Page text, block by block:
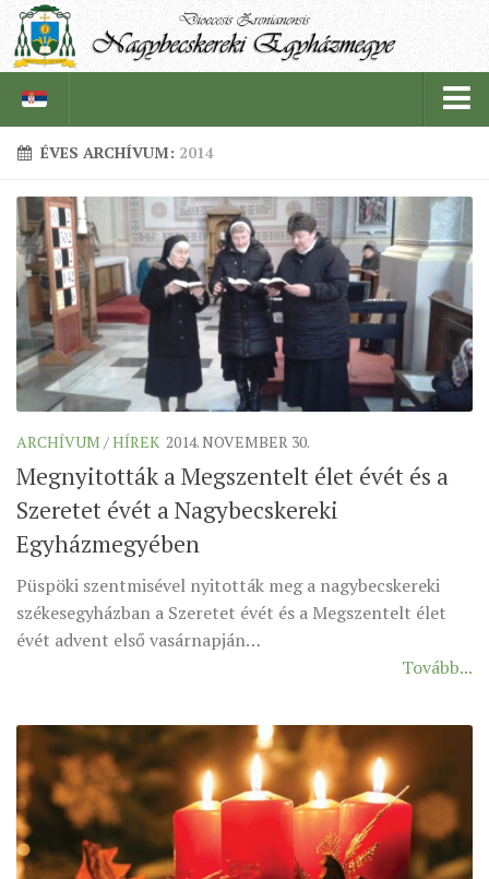
PÜSPÖK
TÖRTÉNELEM
EGYHÁZI INTÉZMÉNYEINK
EGYHÁZMEGYEI LEVÉLTÁR
LELKIPÁSZTOROK
SZERZETESRENDEK
IN MEMORIAM
PLÉBÁNIÁK
KÖZPONTI ESPERESSÉG
ARCHÍVUM
ORGANIGRAMMA
PÜSPÖKI DEKRÉTUM
ZSINATI IMA
ZSINAT MOTTÓJA, LOGÓJA
ÉVES ARCHÍVUM: 2014
ARCHÍVUM /HÍREK 2014. NOVEMBER 30.
Megnyitották a Megszentelt élet évét és a
Szeretet évét a Nagybecskereki
Egyházmegyében
Püspöki szentmisével nyitották meg a nagybecskereki
székesegyházban a Szeretet évét és a Megszentelt élet
évét advent első vasárnapján…
Tovább...